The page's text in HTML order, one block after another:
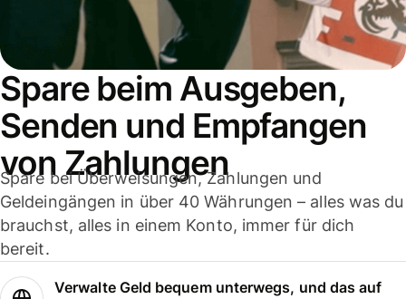
Spare beim Ausgeben,
Senden und Empfangen
von Zahlungen
Spare bei Überweisungen, Zahlungen und
Geldeingängen in über 40 Währungen – alles was du
brauchst, alles in einem Konto, immer für dich
bereit.
Verwalte Geld bequem unterwegs, und das auf